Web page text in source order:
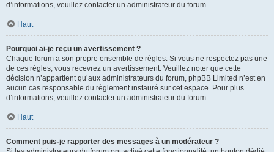
d’informations, veuillez contacter un administrateur du forum.
Haut
Pourquoi ai-je reçu un avertissement ?
Chaque forum a son propre ensemble de règles. Si vous ne respectez pas une
de ces règles, vous recevrez un avertissement. Veuillez noter que cette
décision n’appartient qu’aux administrateurs du forum, phpBB Limited n’est en
aucun cas responsable du règlement instauré sur cet espace. Pour plus
d’informations, veuillez contacter un administrateur du forum.
Haut
Comment puis-je rapporter des messages à un modérateur ?